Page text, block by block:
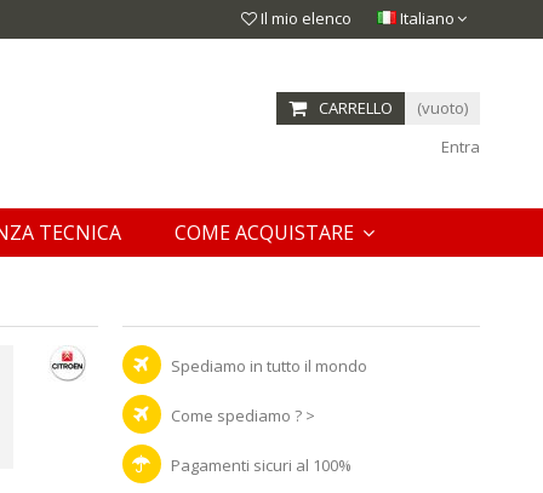
Italiano
Il mio elenco
CARRELLO
(vuoto)
Entra
TECNICA COME ACQUISTARE
Spediamo in tutto il mondo
Come spediamo ? >
Pagamenti sicuri al 100%